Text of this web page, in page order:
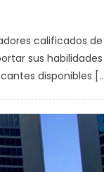
calificados de
sus
disponibles